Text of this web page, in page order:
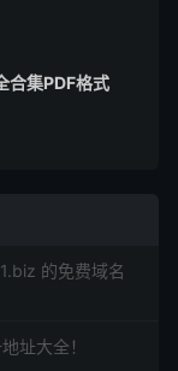
合集PDF格式
的免费域名
址大全！